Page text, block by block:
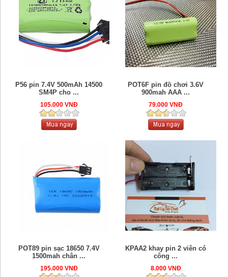
P56 pin 7.4V 500mAh 14500
SM4P cho ...
105.000 VNĐ
POT6F pin đồ chơi 3.6V
900mah AAA ...
79.000 VNĐ
POT89 pin sạc 18650 7.4V
1500mah chân ...
195.000 VNĐ
KPAA2 khay pin 2 viên có
công ...
8.000 VNĐ